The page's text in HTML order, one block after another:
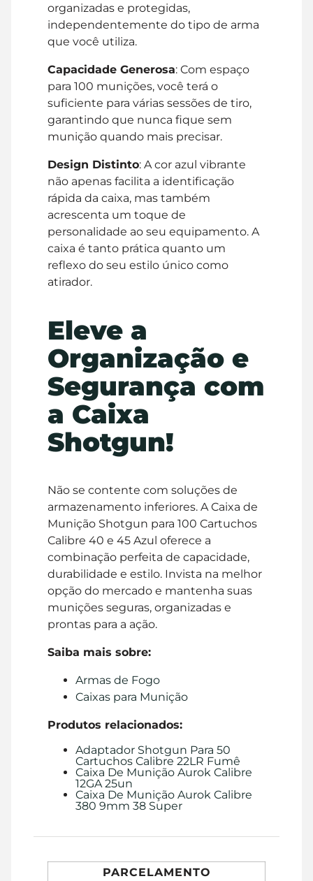
organizadas e protegidas,
independentemente do tipo de arma
que você utiliza.
Capacidade Generosa: Com espaço
para 100 munições, você terá o
suficiente para várias sessões de tiro,
garantindo que nunca fique sem
munição quando mais precisar.
Design Distinto: A cor azul vibrante
não apenas facilita a identificação
rápida da caixa, mas também
acrescenta um toque de
personalidade ao seu equipamento. A
caixa é tanto prática quanto um
reflexo do seu estilo único como
atirador.
Eleve a
Organização e
Segurança com
a Caixa
Shotgun!
Não se contente com soluções de
armazenamento inferiores. A Caixa de
Munição Shotgun para 100 Cartuchos
Calibre 40 e 45 Azul oferece a
combinação perfeita de capacidade,
durabilidade e estilo. Invista na melhor
opção do mercado e mantenha suas
munições seguras, organizadas e
prontas para a ação.
Saiba mais sobre:
Armas de Fogo
Caixas para Munição
Produtos relacionados:
Adaptador Shotgun Para 50
Cartuchos Calibre 22LR Fumê
Caixa De Munição Aurok Calibre
12GA 25un
Caixa De Munição Aurok Calibre
380 9mm 38 Super
PARCELAMENTO